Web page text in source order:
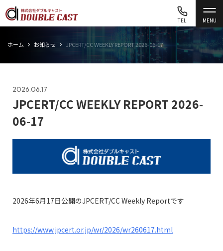
MENU
TEL
ホーム お知らせ JPCERT/CC WEEKLY REPORT 2026-06-17
2026.06.17
JPCERT/CC WEEKLY REPORT 2026-
06-17
2026年6月17日公開のJPCERT/CC Weekly Reportです
https://www.jpcert.or.jp/wr/2026/wr260617.html